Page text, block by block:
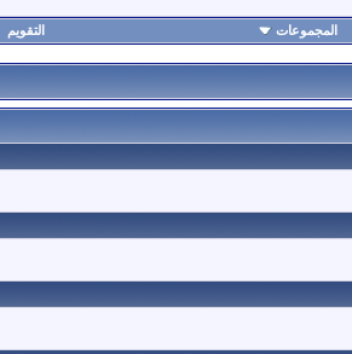
المجموعات التقويم